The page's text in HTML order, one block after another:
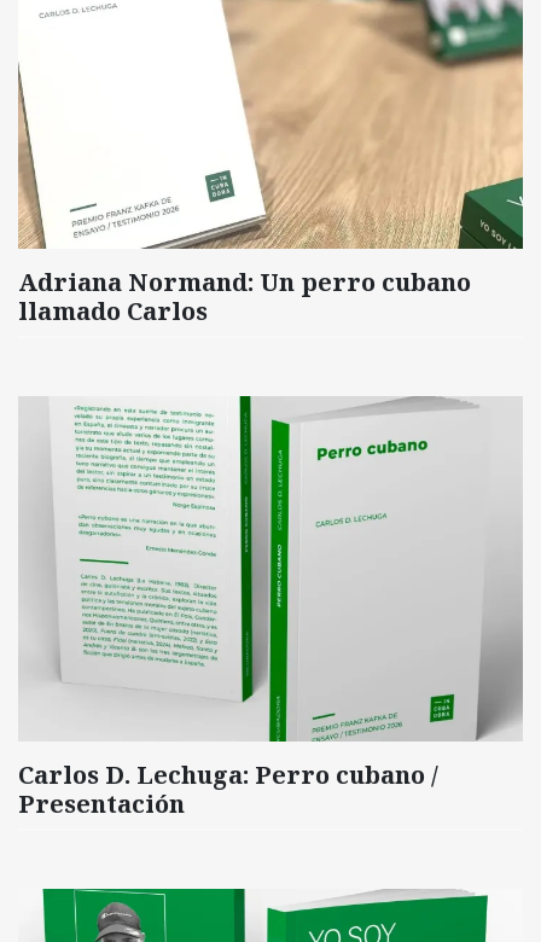
Adriana Normand: Un perro cubano
llamado Carlos
Carlos D. Lechuga: Perro cubano /
Presentación